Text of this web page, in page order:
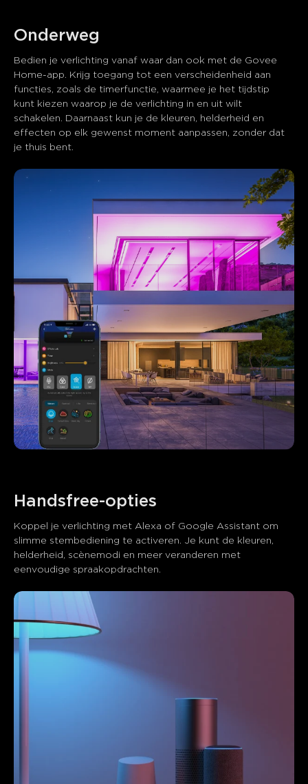
Onderweg
Bedien je verlichting vanaf waar dan ook met de Govee
Home-app. Krijg toegang tot een verscheidenheid aan
functies, zoals de timerfunctie, waarmee je het tijdstip
kunt kiezen waarop je de verlichting in en uit wilt
schakelen. Daarnaast kun je de kleuren, helderheid en
effecten op elk gewenst moment aanpassen, zonder dat
je thuis bent.
Handsfree-opties
Koppel je verlichting met Alexa of Google Assistant om
slimme stembediening te activeren. Je kunt de kleuren,
helderheid, scènemodi en meer veranderen met
eenvoudige spraakopdrachten.
Wat klanten zeggen
Ease of setup App functionality Color and features
：
AI-gegenereerd uit de tekst van klantbeoordelingen